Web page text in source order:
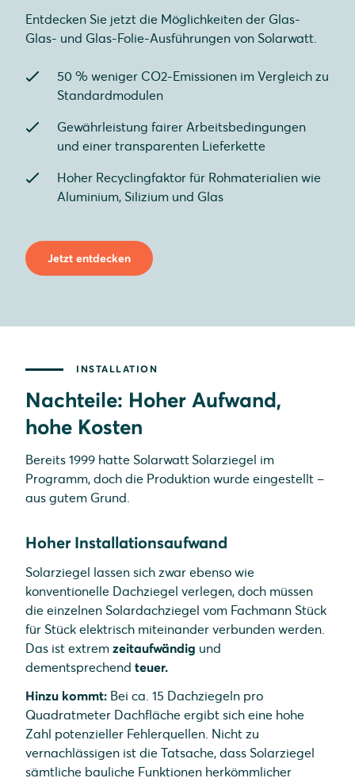
Entdecken Sie jetzt die Möglichkeiten der Glas-
Glas- und Glas-Folie-Ausführungen von Solarwatt.
50 % weniger CO2-Emissionen im Vergleich zu
Standardmodulen
Gewährleistung fairer Arbeitsbedingungen
und einer transparenten Lieferkette
Hoher Recyclingfaktor für Rohmaterialien wie
Aluminium, Silizium und Glas
Jetzt entdecken
INSTALLATION
Nachteile: Hoher Aufwand,
hohe Kosten
Bereits 1999 hatte Solarwatt Solarziegel im
Programm, doch die Produktion wurde eingestellt –
aus gutem Grund.
Hoher Installationsaufwand
Solarziegel lassen sich zwar ebenso wie
konventionelle Dachziegel verlegen, doch müssen
die einzelnen Solardachziegel vom Fachmann Stück
für Stück elektrisch miteinander verbunden werden.
Das ist extrem zeitaufwändig und
dementsprechend teuer.
Hinzu kommt: Bei ca. 15 Dachziegeln pro
Quadratmeter Dachfläche ergibt sich eine hohe
Zahl potenzieller Fehlerquellen. Nicht zu
vernachlässigen ist die Tatsache, dass Solarziegel
sämtliche bauliche Funktionen herkömmlicher